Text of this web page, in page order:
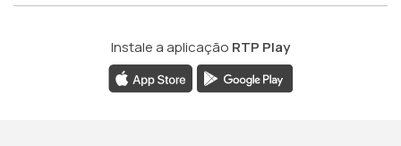
Instale a aplicação RTP Play